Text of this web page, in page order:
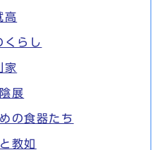
高
らし
家
展
の食器たち
教如